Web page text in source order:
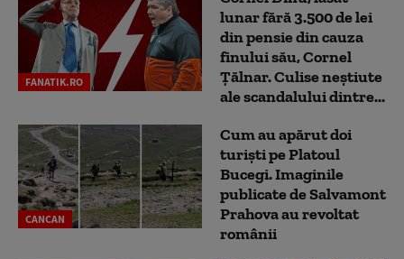
FANATIK.RO
lunar fără 3.500 de lei
din pensie din cauza
finului său, Cornel
Țălnar. Culise neștiute
ale scandalului dintre...
CANCAN
Cum au apărut doi
turiști pe Platoul
Bucegi. Imaginile
publicate de Salvamont
Prahova au revoltat
românii